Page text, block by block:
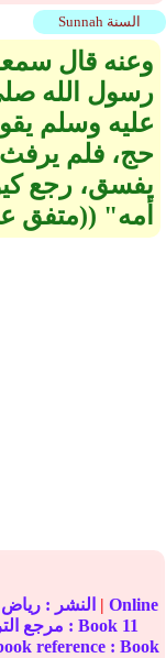
Sunnah السنة
وعنه قال
رسول الله
عليه وسلم
حج، فلم
يفسق، رجع
أمه‏"‏ ‏(‏‏(‏متفق
النشر : رياض | Online
translation reference مرجع الترجمة على الإنترنت : Book 11
reference : Book